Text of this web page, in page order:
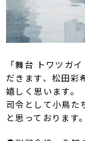
「舞台 トワツガ
だきます、松田彩
嬉しく思います。
司令として小鳥た
と思っております